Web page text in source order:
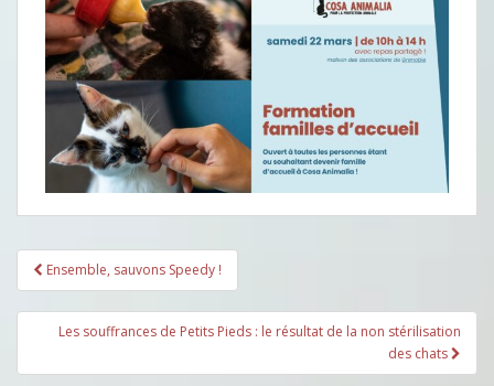
Pagination
d'article
Ensemble, sauvons Speedy !
Les souffrances de Petits Pieds : le résultat de la non stérilisation
des chats